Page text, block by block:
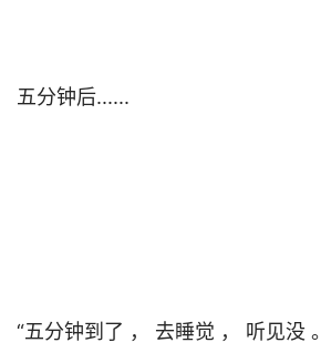
五分钟后......
“五分钟到了 ， 去睡觉 ， 听见没